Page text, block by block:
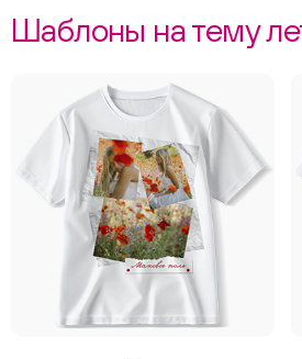
Шаблоны на тему